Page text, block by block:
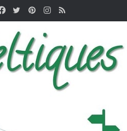
FacebookPinterestInstagram
RSS